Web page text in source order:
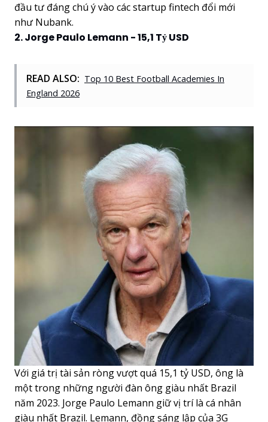
đầu tư đáng chú ý vào các startup fintech đổi mới
như Nubank.
2. Jorge Paulo Lemann - 15,1 Tỷ USD
READ ALSO: Top 10 Best Football Academies In
England 2026
Với giá trị tài sản ròng vượt quá 15,1 tỷ USD, ông là
một trong những người đàn ông giàu nhất Brazil
năm 2023. Jorge Paulo Lemann giữ vị trí là cá nhân
giàu nhất Brazil. Lemann, đồng sáng lập của 3G